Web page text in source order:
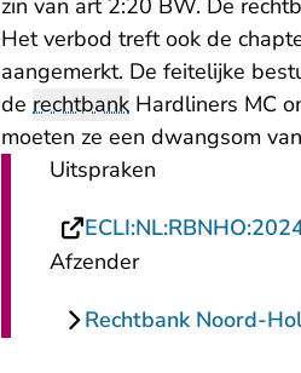
zin van art 2:20 BW. De
Het verbod treft ook de
aangemerkt. De feitelijke
de rechtbank Hardliners MC
moeten ze een dwangsom
Uitspraken
Afzender
Rechtbank Noord-